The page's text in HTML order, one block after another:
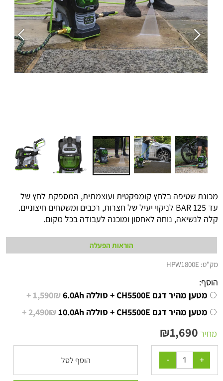
מכונת שטיפה בלחץ קומפקטית ועוצמתית, המספקת לחץ של
עד 125 BAR לניקוי יעיל של חצרות, רכבים ומשטחים חיצוניים.
קלה לנשיאה, נוחה לאחסון ומוכנה לעבודה בכל מקום.
הוראות הפעלה
מק"ט: HPW1800E
הוסף:
מטען מהיר דגם CH5500E + סוללה 6.0Ah
1,590₪ +
מטען מהיר דגם CH5500E + סוללה 10.0Ah
2,490₪ +
מחיר
₪1,690
הוסף לסל